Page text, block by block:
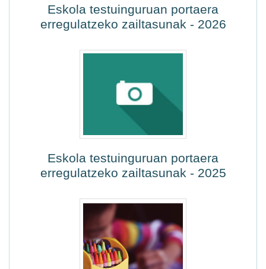
Eskola testuinguruan portaera
erregulatzeko zailtasunak - 2026
Eskola testuinguruan portaera
erregulatzeko zailtasunak - 2025